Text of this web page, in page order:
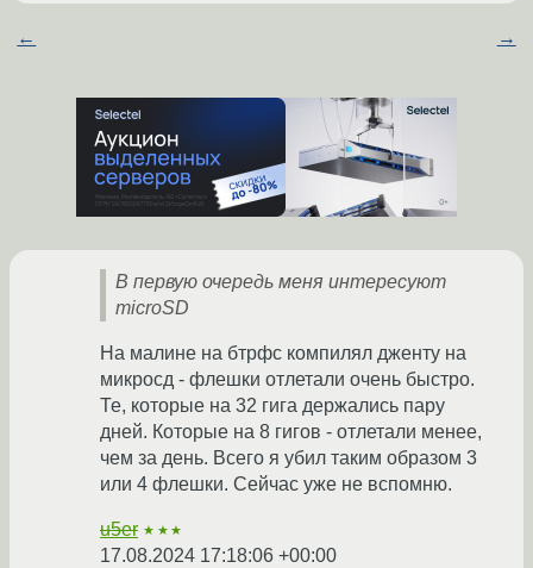
← →
В первую очередь меня интересуют
microSD
На малине на бтрфс компилял дженту на
микросд - флешки отлетали очень быстро.
Те, которые на 32 гига держались пару
дней. Которые на 8 гигов - отлетали менее,
чем за день. Всего я убил таким образом 3
или 4 флешки. Сейчас уже не вспомню.
u5er ★★★
17.08.2024 17:18:06 +00:00